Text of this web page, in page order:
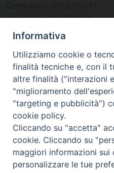
www.diocesimolfetta.it –
Ufficio Comunicazioni
Piazza Giovene 4 – 70056
SEGUICI SU
Facebook
Instagram
X YouTube
Feed
Informativa
Utilizziamo cookie o
finalità tecniche e, con il
altre finalità ("interazioni
"miglioramento
"targeting e pubblicità")
cookie policy.
Cliccando su "accetta"
cookie. Cliccando su
maggiori informazioni
personalizzare le tue